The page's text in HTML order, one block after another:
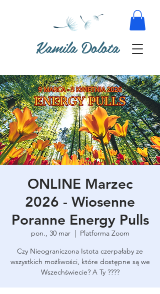
Kamila Dolota
ONLINE Marzec
2026 - Wiosenne
Poranne Energy Pulls
pon., 30 mar
  |
Platforma Zoom
Czy Nieograniczona Istota czerpałaby ze
wszystkich możliwości, które dostępne są we
Wszechświecie? A Ty ????